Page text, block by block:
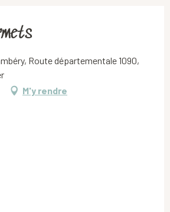
Route départementale 1090,
M'y rendre